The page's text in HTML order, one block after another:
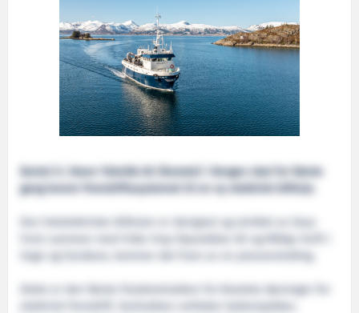
Bertel O. Steen Teknikk AS (Bostek) i Bergen skal for første
gang levere fremdriftssystemet til en ny elektrisk bilferje.
Den helelektriske bilferjen er designet og utviklet av Easy
Form sammen med Vidar Hop Skyssbåtar AS og Måløy Verft i
Sogn og Fjordane, kommer det fram av en pressemelding.
Dette er den første ferjekontrakten for Bosteks løsninger for